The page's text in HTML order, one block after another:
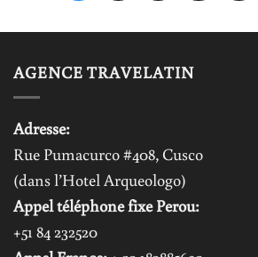
AGENCE TRAVELATIN
Adresse:
Rue Pumacurco #408, Cusco
(dans l’Hotel Arqueologo)
Appel téléphone fixe Perou:
+51 84 232520